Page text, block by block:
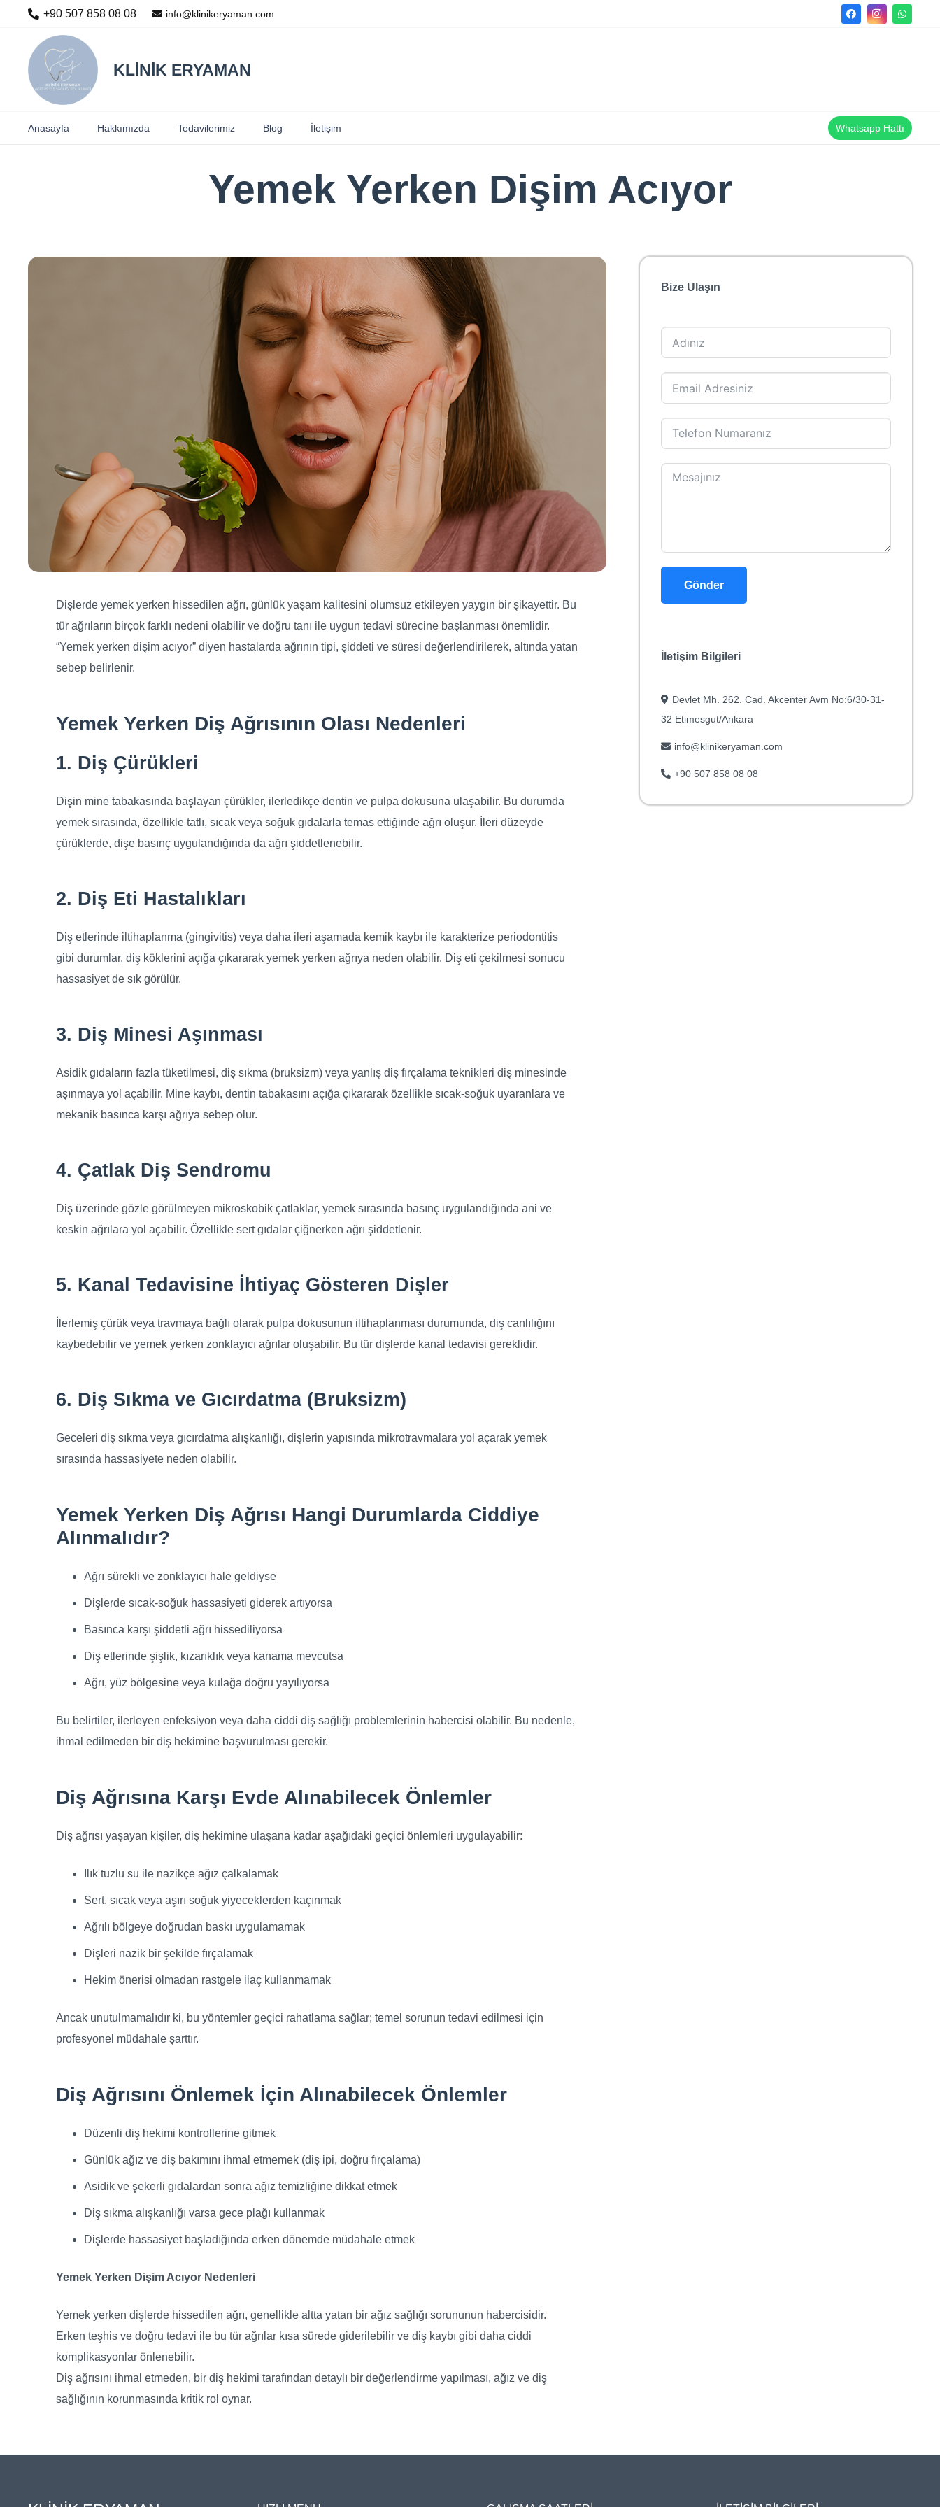
+90 507 858 08 08 info@klinikeryaman.com
KLİNİK ERYAMAN
Anasayfa Hakkımızda Tedavilerimiz Blog İletişim Whatsapp Hattı
Yemek Yerken Dişim Acıyor
Dişlerde yemek yerken hissedilen ağrı, günlük yaşam kalitesini olumsuz etkileyen yaygın bir şikayettir. Bu
tür ağrıların birçok farklı nedeni olabilir ve doğru tanı ile uygun tedavi sürecine başlanması önemlidir.
“Yemek yerken dişim acıyor” diyen hastalarda ağrının tipi, şiddeti ve süresi değerlendirilerek, altında yatan
sebep belirlenir.
Yemek Yerken Diş Ağrısının Olası Nedenleri
1. Diş Çürükleri
Dişin mine tabakasında başlayan çürükler, ilerledikçe dentin ve pulpa dokusuna ulaşabilir. Bu durumda
yemek sırasında, özellikle tatlı, sıcak veya soğuk gıdalarla temas ettiğinde ağrı oluşur. İleri düzeyde
çürüklerde, dişe basınç uygulandığında da ağrı şiddetlenebilir.
2. Diş Eti Hastalıkları
Diş etlerinde iltihaplanma (gingivitis) veya daha ileri aşamada kemik kaybı ile karakterize periodontitis
gibi durumlar, diş köklerini açığa çıkararak yemek yerken ağrıya neden olabilir. Diş eti çekilmesi sonucu
hassasiyet de sık görülür.
3. Diş Minesi Aşınması
Asidik gıdaların fazla tüketilmesi, diş sıkma (bruksizm) veya yanlış diş fırçalama teknikleri diş minesinde
aşınmaya yol açabilir. Mine kaybı, dentin tabakasını açığa çıkararak özellikle sıcak-soğuk uyaranlara ve
mekanik basınca karşı ağrıya sebep olur.
4. Çatlak Diş Sendromu
Diş üzerinde gözle görülmeyen mikroskobik çatlaklar, yemek sırasında basınç uygulandığında ani ve
keskin ağrılara yol açabilir. Özellikle sert gıdalar çiğnerken ağrı şiddetlenir.
5. Kanal Tedavisine İhtiyaç Gösteren Dişler
İlerlemiş çürük veya travmaya bağlı olarak pulpa dokusunun iltihaplanması durumunda, diş canlılığını
kaybedebilir ve yemek yerken zonklayıcı ağrılar oluşabilir. Bu tür dişlerde kanal tedavisi gereklidir.
6. Diş Sıkma ve Gıcırdatma (Bruksizm)
Geceleri diş sıkma veya gıcırdatma alışkanlığı, dişlerin yapısında mikrotravmalara yol açarak yemek
sırasında hassasiyete neden olabilir.
Yemek Yerken Diş Ağrısı Hangi Durumlarda Ciddiye
Alınmalıdır?
Ağrı sürekli ve zonklayıcı hale geldiyse
Dişlerde sıcak-soğuk hassasiyeti giderek artıyorsa
Basınca karşı şiddetli ağrı hissediliyorsa
Diş etlerinde şişlik, kızarıklık veya kanama mevcutsa
Ağrı, yüz bölgesine veya kulağa doğru yayılıyorsa
Bu belirtiler, ilerleyen enfeksiyon veya daha ciddi diş sağlığı problemlerinin habercisi olabilir. Bu nedenle,
ihmal edilmeden bir diş hekimine başvurulması gerekir.
Diş Ağrısına Karşı Evde Alınabilecek Önlemler
Diş ağrısı yaşayan kişiler, diş hekimine ulaşana kadar aşağıdaki geçici önlemleri uygulayabilir:
Ilık tuzlu su ile nazikçe ağız çalkalamak
Sert, sıcak veya aşırı soğuk yiyeceklerden kaçınmak
Ağrılı bölgeye doğrudan baskı uygulamamak
Dişleri nazik bir şekilde fırçalamak
Hekim önerisi olmadan rastgele ilaç kullanmamak
Ancak unutulmamalıdır ki, bu yöntemler geçici rahatlama sağlar; temel sorunun tedavi edilmesi için
profesyonel müdahale şarttır.
Diş Ağrısını Önlemek İçin Alınabilecek Önlemler
Düzenli diş hekimi kontrollerine gitmek
Günlük ağız ve diş bakımını ihmal etmemek (diş ipi, doğru fırçalama)
Asidik ve şekerli gıdalardan sonra ağız temizliğine dikkat etmek
Diş sıkma alışkanlığı varsa gece plağı kullanmak
Dişlerde hassasiyet başladığında erken dönemde müdahale etmek
Yemek Yerken Dişim Acıyor Nedenleri
Yemek yerken dişlerde hissedilen ağrı, genellikle altta yatan bir ağız sağlığı sorununun habercisidir.
Erken teşhis ve doğru tedavi ile bu tür ağrılar kısa sürede giderilebilir ve diş kaybı gibi daha ciddi
komplikasyonlar önlenebilir.
Diş ağrısını ihmal etmeden, bir diş hekimi tarafından detaylı bir değerlendirme yapılması, ağız ve diş
sağlığının korunmasında kritik rol oynar.
Bize Ulaşın
Gönder
İletişim Bilgileri
Devlet Mh. 262. Cad. Akcenter Avm No:6/30-31-
32 Etimesgut/Ankara
info@klinikeryaman.com
+90 507 858 08 08